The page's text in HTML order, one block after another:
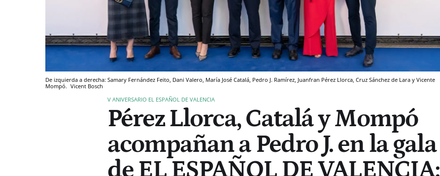
De izquierda a derecha: Samary Fernández Feito, Dani Valero, María José Catalá, Pedro J. Ramírez, Juanfran Pérez Llorca, Cruz Sánchez de Lara y Vicente
Mompó. Vicent Bosch
V ANIVERSARIO EL ESPAÑOL DE VALENCIA
Pérez Llorca, Catalá y Mompó
acompañan a Pedro J. en la gala
de EL ESPAÑOL DE VALENCIA: